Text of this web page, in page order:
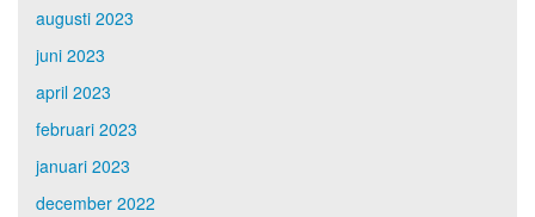
augusti 2023
juni 2023
april 2023
februari 2023
januari 2023
december 2022